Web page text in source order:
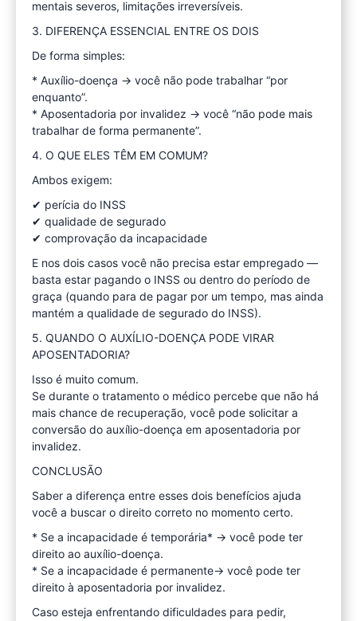
mentais severos, limitações irreversíveis.
3. DIFERENÇA ESSENCIAL ENTRE OS DOIS
De forma simples:
* Auxílio-doença → você não pode trabalhar “por
enquanto”.
* Aposentadoria por invalidez → você “não pode mais
trabalhar de forma permanente”.
4. O QUE ELES TÊM EM COMUM?
Ambos exigem:
✔ perícia do INSS
✔ qualidade de segurado
✔ comprovação da incapacidade
E nos dois casos você não precisa estar empregado —
basta estar pagando o INSS ou dentro do período de
graça (quando para de pagar por um tempo, mas ainda
mantém a qualidade de segurado do INSS).
5. QUANDO O AUXÍLIO-DOENÇA PODE VIRAR
APOSENTADORIA?
Isso é muito comum.
Se durante o tratamento o médico percebe que não há
mais chance de recuperação, você pode solicitar a
conversão do auxílio-doença em aposentadoria por
invalidez.
CONCLUSÃO
Saber a diferença entre esses dois benefícios ajuda
você a buscar o direito correto no momento certo.
* Se a incapacidade é temporária* → você pode ter
direito ao auxílio-doença.
* Se a incapacidade é permanente→ você pode ter
direito à aposentadoria por invalidez.
Caso esteja enfrentando dificuldades para pedir,